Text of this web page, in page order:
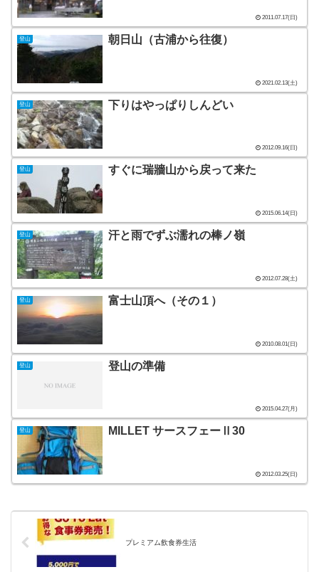
2011.07.17(日)
登山 朝日山（古浦から往復）
2021.02.13(土)
登山 下りはやっぱりしんどい
2012.09.16(日)
登山 すぐに瑞牆山から戻って来た
2015.06.14(日)
登山 汗と雨でずぶ濡れの棒ノ嶺
2012.07.28(土)
登山 富士山頂へ（その１）
2010.08.01(日)
登山 登山の準備
2015.04.27(月)
登山 MILLET サースフェーⅡ30
2012.03.25(日)
プレミアム飲食券生活